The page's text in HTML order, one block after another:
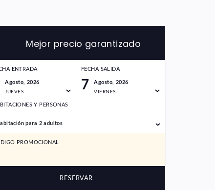
Mejor precio garantizado
ENTRADA
Agosto, 2026
JUEVES
FECHA SALIDA
7 Agosto, 2026
VIERNES
Y PERSONAS
para 2 adultos
PROMOCIONAL
RESERVAR